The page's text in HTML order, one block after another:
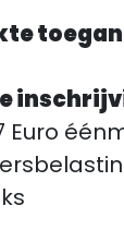
Euro